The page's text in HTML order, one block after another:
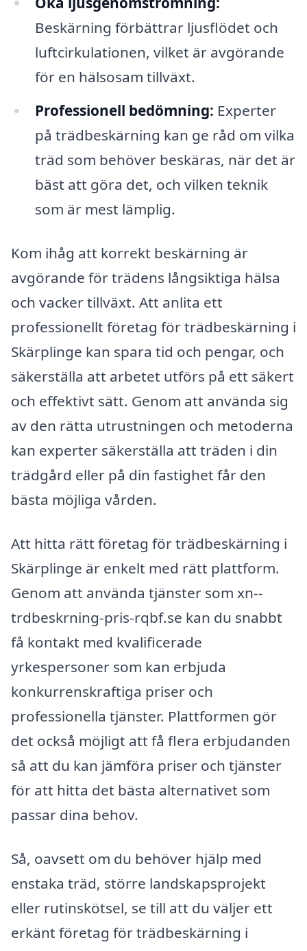
Beskärning förbättrar ljusflödet och
luftcirkulationen, vilket är avgörande
för en hälsosam tillväxt.
Professionell bedömning: Experter
på trädbeskärning kan ge råd om vilka
träd som behöver beskäras, när det är
bäst att göra det, och vilken teknik
som är mest lämplig.
Kom ihåg att korrekt beskärning är
avgörande för trädens långsiktiga hälsa
och vacker tillväxt. Att anlita ett
professionellt företag för trädbeskärning i
Skärplinge kan spara tid och pengar, och
säkerställa att arbetet utförs på ett säkert
och effektivt sätt. Genom att använda sig
av den rätta utrustningen och metoderna
kan experter säkerställa att träden i din
trädgård eller på din fastighet får den
bästa möjliga vården.
Att hitta rätt företag för trädbeskärning i
Skärplinge är enkelt med rätt plattform.
Genom att använda tjänster som xn--
trdbeskrning-pris-rqbf.se kan du snabbt
få kontakt med kvalificerade
yrkespersoner som kan erbjuda
konkurrenskraftiga priser och
professionella tjänster. Plattformen gör
det också möjligt att få flera erbjudanden
så att du kan jämföra priser och tjänster
för att hitta det bästa alternativet som
passar dina behov.
Så, oavsett om du behöver hjälp med
enstaka träd, större landskapsprojekt
eller rutinskötsel, se till att du väljer ett
erkänt företag för trädbeskärning i